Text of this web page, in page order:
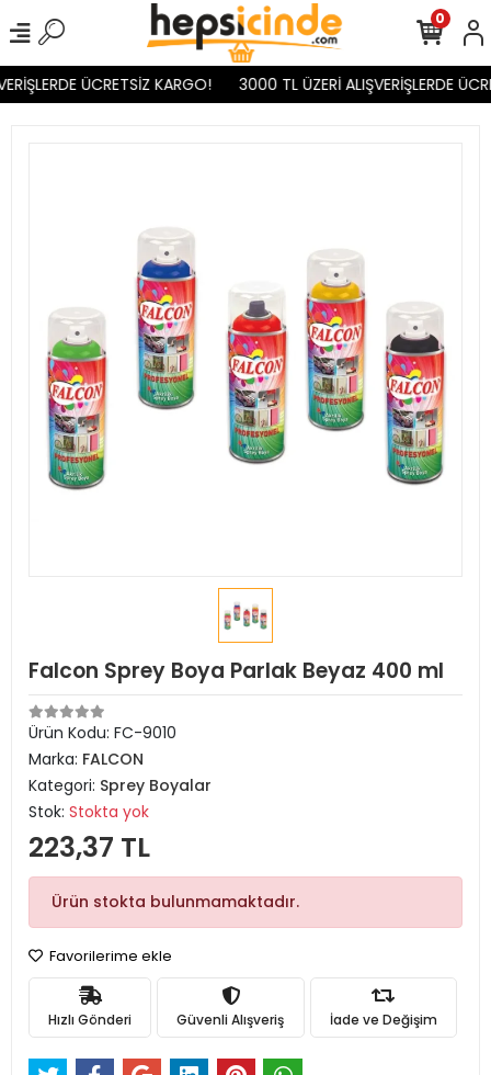
ÜCRETSİZ KARGO! 3000 TL ÜZERİ ALIŞVERİŞLERDE
0
Falcon Sprey Boya Parlak Beyaz 400 ml
Ürün Kodu: FC-9010
Marka: FALCON
Kategori: Sprey Boyalar
Stok: Stokta yok
223,37 TL
Ürün stokta bulunmamaktadır.
Favorilerime ekle
Hızlı Gönderi Güvenli Alışveriş İade ve Değişim